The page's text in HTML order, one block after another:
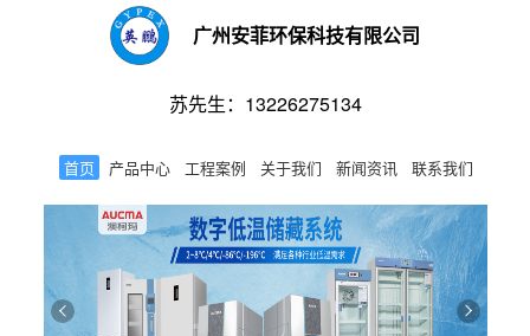
广州安菲环保科技有限公司
苏先生：13226275134
首页 产品中心 工程案例 关于我们 新闻资讯 联系我们